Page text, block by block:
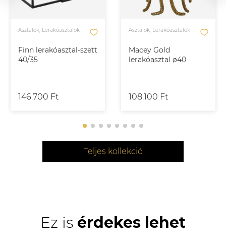
Finn lerakóasztal-szett
40/35
Asztalok, Lerakóasztalok
146.700 Ft
Macey Gold
lerakóasztal ø40
Asztalok, Lerakóasztalok
108.100 Ft
Teljes kollekció
Ez is érdekes lehet